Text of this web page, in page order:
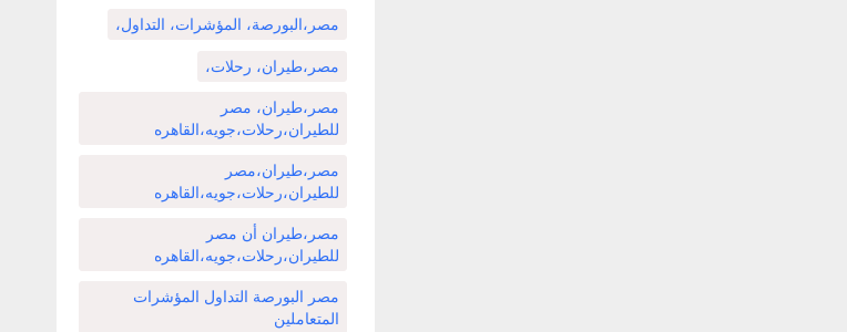
مصر،البورصة، المؤشرات، التداول،
مصر،طيران، رحلات،
مصر،طيران، مصر
للطيران،رحلات،جويه،القاهره
مصر،طيران،مصر
للطيران،رحلات،جويه،القاهره
مصر،طيران أن مصر
للطيران،رحلات،جويه،القاهره
مصر البورصة التداول المؤشرات
المتعاملين